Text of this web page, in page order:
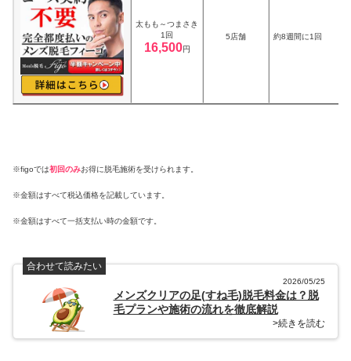
太もも～つまさき
1回
16,500円
5店舗 約8週間に1回
※figoでは初回のみお得に脱毛施術を受けられます。
※金額はすべて税込価格を記載しています。
※金額はすべて一括支払い時の金額です。
合わせて読みたい
2026/05/25
メンズクリアの足(すね毛)脱毛料金は？脱
毛プランや施術の流れを徹底解説
>続きを読む